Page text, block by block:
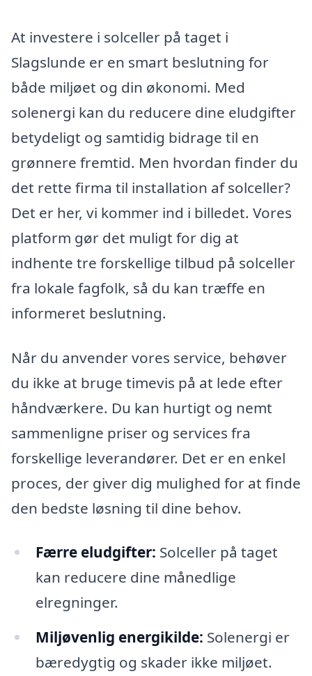
At investere i solceller på taget i
Slagslunde er en smart beslutning for
både miljøet og din økonomi. Med
solenergi kan du reducere dine eludgifter
betydeligt og samtidig bidrage til en
grønnere fremtid. Men hvordan finder du
det rette firma til installation af solceller?
Det er her, vi kommer ind i billedet. Vores
platform gør det muligt for dig at
indhente tre forskellige tilbud på solceller
fra lokale fagfolk, så du kan træffe en
informeret beslutning.
Når du anvender vores service, behøver
du ikke at bruge timevis på at lede efter
håndværkere. Du kan hurtigt og nemt
sammenligne priser og services fra
forskellige leverandører. Det er en enkel
proces, der giver dig mulighed for at finde
den bedste løsning til dine behov.
Færre eludgifter: Solceller på taget
kan reducere dine månedlige
elregninger.
Miljøvenlig energikilde: Solenergi er
bæredygtig og skader ikke miljøet.